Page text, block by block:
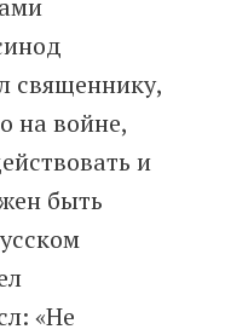
священнику,
на войне,
и
быть
«Не